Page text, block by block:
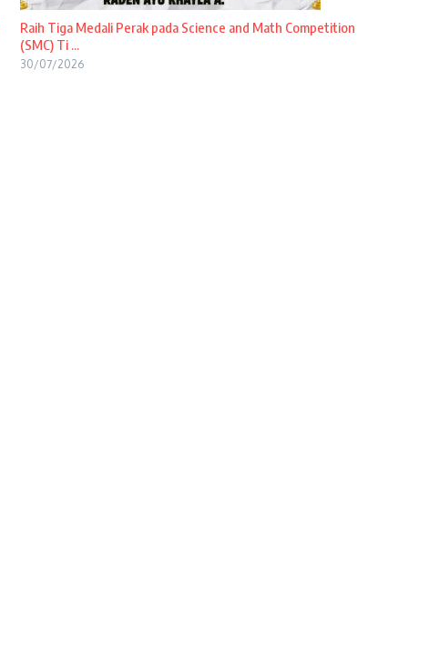
Raih Tiga Medali Perak pada Science and Math Competition
(SMC) Ti ...
30/07/2026